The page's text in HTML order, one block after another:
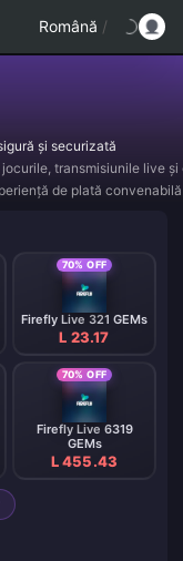
Română /
și securizată
transmisiunile live și
de plată
70% OFF
Firefly Live 321 GEMs
L 23.17
70% OFF
Firefly Live 6319
GEMs
L 455.43